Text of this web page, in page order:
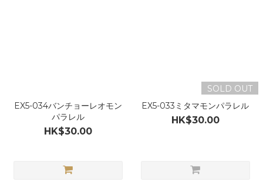
EX5-034バンチョーレオモン
パラレル
HK$30.00
SOLD OUT
EX5-033ミタマモンパラレル
HK$30.00